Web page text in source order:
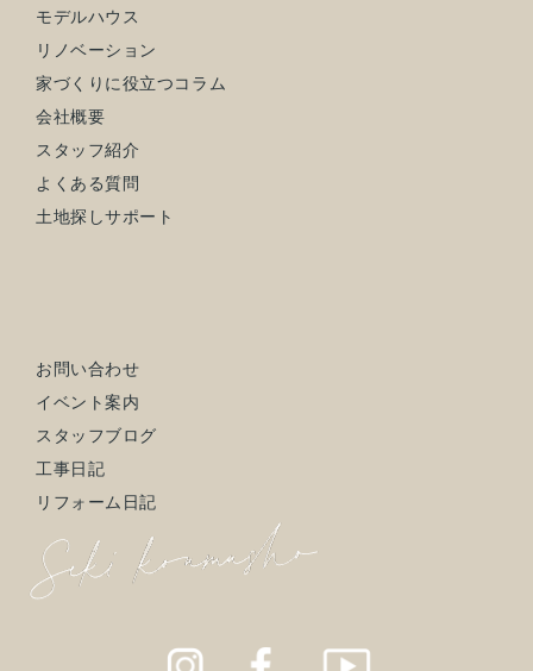
モデルハウス
リノベーション
家づくりに役立つコラム
会社概要
スタッフ紹介
よくある質問
土地探しサポート
お問い合わせ
イベント案内
スタッフブログ
工事日記
リフォーム日記